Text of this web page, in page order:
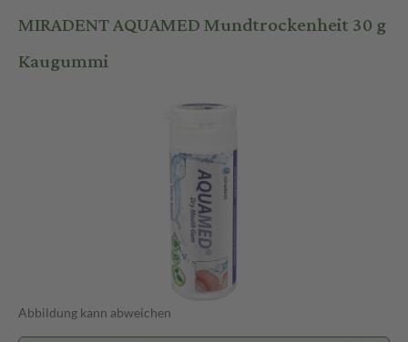
MIRADENT AQUAMED Mundtrockenheit 30 g
Kaugummi
Abbildung kann abweichen